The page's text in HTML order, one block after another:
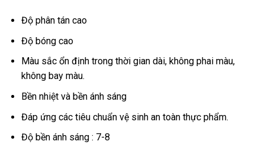
Độ phân tán cao
Độ bóng cao
Màu sắc ổn định trong thời gian dài, không phai màu,
không bay màu.
Bền nhiệt và bền ánh sáng
Đáp ứng các tiêu chuẩn vệ sinh an toàn thực phẩm.
Độ bền ánh sáng : 7-8